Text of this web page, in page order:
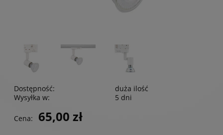
Dostępność:
duża ilość
Wysyłka w:
5 dni
Cena: 65,00 zł